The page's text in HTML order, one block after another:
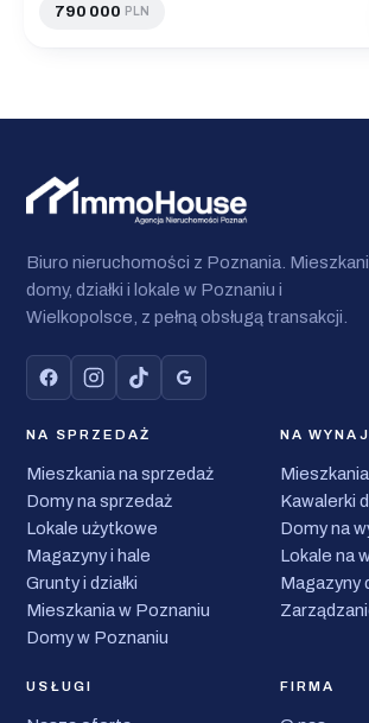
790 000 PLN
Biuro nieruchomości z Poznania.
domy, działki i lokale w Poznaniu i
Wielkopolsce, z pełną obsługą transakcji.
NA SPRZEDAŻ
Mieszkania na sprzedaż
Domy na sprzedaż
Lokale użytkowe
Magazyny i hale
Grunty i działki
Mieszkania w Poznaniu
Domy w Poznaniu
NA
Kawalerki
Domy na
Lokale na
Magazyny
USŁUGI FIRMA